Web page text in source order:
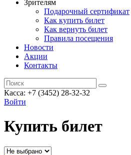
Зрителям
Подарочный сертификат
Как купить билет
Как вернуть билет
Правила посещения
Новости
Акции
Контакты
Касса: +7 (3452) 28-32-32
Войти
Купить билет